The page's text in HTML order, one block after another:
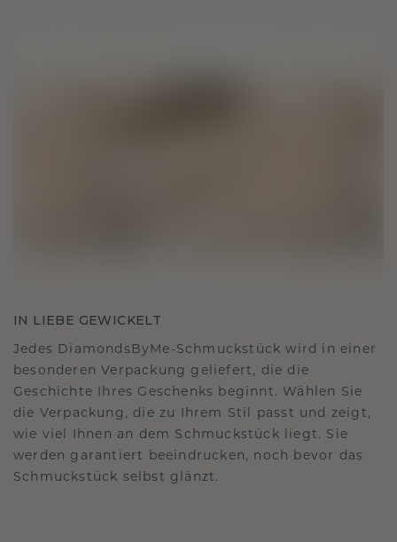
IN LIEBE GEWICKELT
Jedes DiamondsByMe-Schmuckstück wird in einer
besonderen Verpackung geliefert, die die
Geschichte Ihres Geschenks beginnt. Wählen Sie
die Verpackung, die zu Ihrem Stil passt und zeigt,
wie viel Ihnen an dem Schmuckstück liegt. Sie
werden garantiert beeindrucken, noch bevor das
Schmuckstück selbst glänzt.